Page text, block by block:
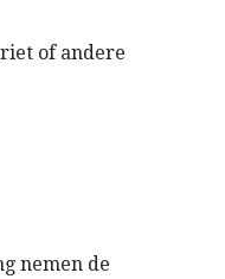
of andere
nemen de